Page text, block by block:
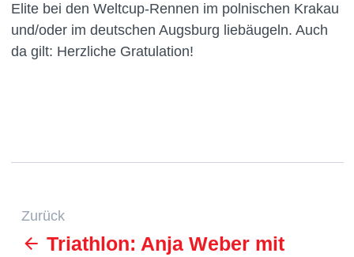
Elite bei den Weltcup-Rennen im polnischen Krakau
und/oder im deutschen Augsburg liebäugeln. Auch
da gilt: Herzliche Gratulation!
Zurück
Triathlon: Anja Weber mit